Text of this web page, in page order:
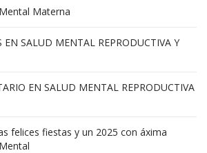
Materna
EN SALUD MENTAL REPRODUCTIVA Y
EN SALUD MENTAL REPRODUCTIVA
felices fiestas y un 2025 con áxima